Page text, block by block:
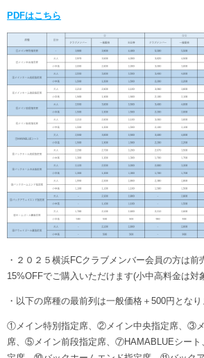
PDFはこちら
・２０２５横浜FCクラブメンバー会員の方は前
15%OFFでご購入いただけます(小中高料金は対
・以下の席種の最前列は一般価格＋500円とな
①メイン特別指定席、②メイン中央指定席、③
席、⑤メイン前段指定席、⑦HAMABLUEシー